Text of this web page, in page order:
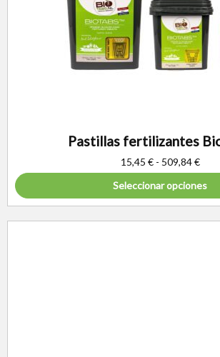
Pastillas fertilizantes
15,45 € - 509,84€
Seleccionar opciones